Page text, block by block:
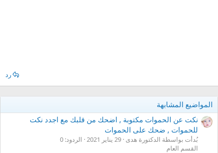
رد
المواضيع المشابهة
نكت عن الحموات مكتوبة , اضحك من قلبك مع اجدد نكت
للحموات , ضحك على الحموات
بُدأت بواسطة الدكتورة هدى 29 يناير 2021
الردود: 0
القسم العام